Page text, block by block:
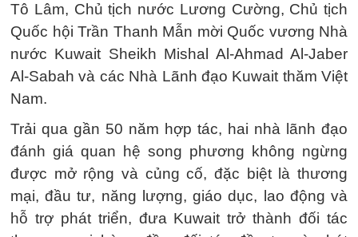
Tô Lâm, Chủ tịch nước Lương Cường, Chủ tịch
Quốc hội Trần Thanh Mẫn mời Quốc vương Nhà
nước Kuwait Sheikh Mishal Al-Ahmad Al-Jaber
Al-Sabah và các Nhà Lãnh đạo Kuwait thăm Việt
Nam.
Trải qua gần 50 năm hợp tác, hai nhà lãnh đạo
đánh giá quan hệ song phương không ngừng
được mở rộng và củng cố, đặc biệt là thương
mại, đầu tư, năng lượng, giáo dục, lao động và
hỗ trợ phát triển, đưa Kuwait trở thành đối tác